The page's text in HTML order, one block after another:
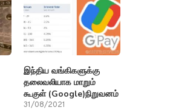
இந்திய வங்கிகளுக்கு
தலைவலியாக மாறும்
கூகுள் (Google)நிறுவனம்
31/08/2021